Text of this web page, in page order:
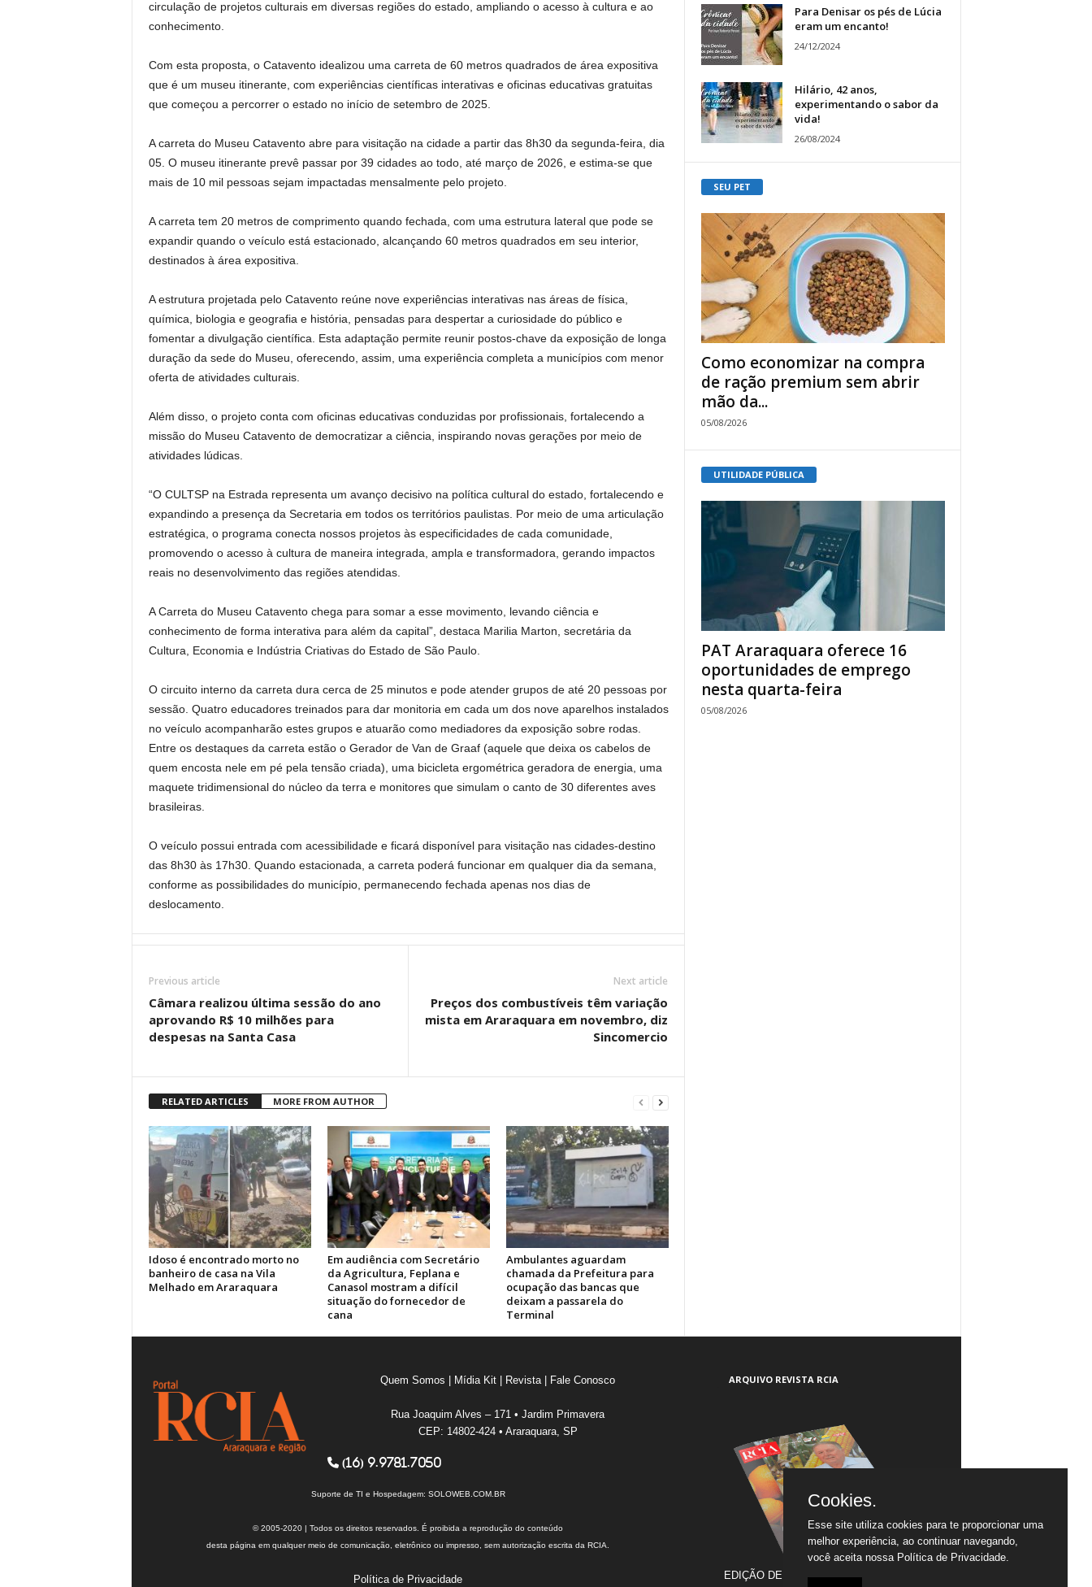
circulação de projetos culturais em diversas regiões do estado, ampliando o acesso à cultura e ao
conhecimento.
Com esta proposta, o Catavento idealizou uma carreta de 60 metros quadrados de área expositiva
que é um museu itinerante, com experiências científicas interativas e oficinas educativas gratuitas
que começou a percorrer o estado no início de setembro de 2025.
A carreta do Museu Catavento abre para visitação na cidade a partir das 8h30 da segunda-feira, dia
05. O museu itinerante prevê passar por 39 cidades ao todo, até março de 2026, e estima-se que
mais de 10 mil pessoas sejam impactadas mensalmente pelo projeto.
A carreta tem 20 metros de comprimento quando fechada, com uma estrutura lateral que pode se
expandir quando o veículo está estacionado, alcançando 60 metros quadrados em seu interior,
destinados à área expositiva.
A estrutura projetada pelo Catavento reúne nove experiências interativas nas áreas de física,
química, biologia e geografia e história, pensadas para despertar a curiosidade do público e
fomentar a divulgação científica. Esta adaptação permite reunir postos-chave da exposição de longa
duração da sede do Museu, oferecendo, assim, uma experiência completa a municípios com menor
oferta de atividades culturais.
Além disso, o projeto conta com oficinas educativas conduzidas por profissionais, fortalecendo a
missão do Museu Catavento de democratizar a ciência, inspirando novas gerações por meio de
atividades lúdicas.
“O CULTSP na Estrada representa um avanço decisivo na política cultural do estado, fortalecendo e
expandindo a presença da Secretaria em todos os territórios paulistas. Por meio de uma articulação
estratégica, o programa conecta nossos projetos às especificidades de cada comunidade,
promovendo o acesso à cultura de maneira integrada, ampla e transformadora, gerando impactos
reais no desenvolvimento das regiões atendidas.
A Carreta do Museu Catavento chega para somar a esse movimento, levando ciência e
conhecimento de forma interativa para além da capital”, destaca Marilia Marton, secretária da
Cultura, Economia e Indústria Criativas do Estado de São Paulo.
O circuito interno da carreta dura cerca de 25 minutos e pode atender grupos de até 20 pessoas por
sessão. Quatro educadores treinados para dar monitoria em cada um dos nove aparelhos instalados
no veículo acompanharão estes grupos e atuarão como mediadores da exposição sobre rodas.
Entre os destaques da carreta estão o Gerador de Van de Graaf (aquele que deixa os cabelos de
quem encosta nele em pé pela tensão criada), uma bicicleta ergométrica geradora de energia, uma
maquete tridimensional do núcleo da terra e monitores que simulam o canto de 30 diferentes aves
brasileiras.
O veículo possui entrada com acessibilidade e ficará disponível para visitação nas cidades-destino
das 8h30 às 17h30. Quando estacionada, a carreta poderá funcionar em qualquer dia da semana,
conforme as possibilidades do município, permanecendo fechada apenas nos dias de
deslocamento.
Previous article
Câmara realizou última sessão do ano
aprovando R$ 10 milhões para
despesas na Santa Casa
Next article
Preços dos combustíveis têm variação
mista em Araraquara em novembro, diz
Sincomercio
RELATED ARTICLES MORE FROM AUTHOR
Idoso é encontrado morto no
banheiro de casa na Vila
Melhado em Araraquara
Em audiência com Secretário
da Agricultura, Feplana e
Canasol mostram a difícil
situação do fornecedor de
cana
Ambulantes aguardam
chamada da Prefeitura para
ocupação das bancas que
deixam a passarela do
Terminal
Para Denisar os pés de Lúcia
eram um encanto!
24/12/2024
Hilário, 42 anos,
experimentando o sabor da
vida!
26/08/2024
SEU PET
Como economizar na compra
de ração premium sem abrir
mão da...
05/08/2026
UTILIDADE PÚBLICA
PAT Araraquara oferece 16
oportunidades de emprego
nesta quarta-feira
05/08/2026
Quem Somos Mídia Kit Revista| Fale Conosco
Rua Joaquim Alves – 171 • Jardim Primavera
CEP: 14802-424 • Araraquara, SP
(16) 9.9781.7050
Suporte de TI e Hospedagem: SOLOWEB.COM.BR
© 2005-2020 | Todos os direitos reservados. É proibida a reprodução do conteúdo
desta página em qualquer meio de comunicação, eletrônico ou impresso, sem autorização escrita da RCIA.
Política de Privacidade
ARQUIVO REVISTA RCIA
EDIÇÃO DE JULHO/2005 A JULHO/2020
Cookies.
Esse site utiliza cookies para te proporcionar uma
melhor experiência, ao continuar navegando,
você aceita nossa Política de Privacidade.